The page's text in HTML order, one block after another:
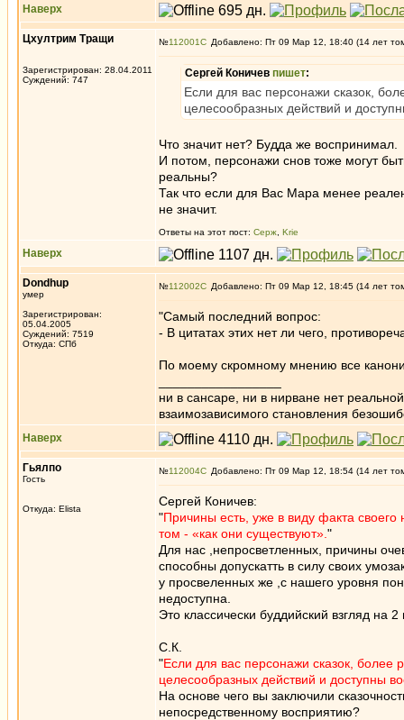
Наверх
Цхултрим Тращи
Зарегистрирован: 28.04.2011
Суждений: 747
№112001 Добавлено: Пт 09 Мар 12, 18:40 (14 лет
Сергей Коничев пишет:
Если для вас персонажи сказок,
целесообразных действий и
Что значит нет? Будда же воспринимал.
И потом, персонажи снов тоже могут
реальны?
Так что если для Вас Мара менее
не значит.
Ответы на этот пост: Серж Krie
Наверх
Dondhup
умер
Зарегистрирован:
05.04.2005
Суждений: 7519
Откуда: СПб
№112002 Добавлено: Пт 09 Мар 12, 18:45 (14 лет
"Самый последний вопрос:
- В цитатах этих нет ли чего,
По моему скромному мнению все
ни в сансаре, ни в нирване нет
взаимозависимого становления
Наверх
Гьялпо
Гость
Откуда: Elista
№112004 Добавлено: Пт 09 Мар 12, 18:54 (14 лет
Сергей Коничев:
"Причины есть, уже в виду факта
том - «как они существуют». "
Для нас ,непросветленных, причины
способны допускатть в силу своих
у просвеленных же ,с нашего уровня
недоступна.
Это классически буддийский взгляд на
С.К.
"Если для вас персонажи сказок, более
целесообразных действий и доступны
На основе чего вы заключили
непосредственному восприятию?